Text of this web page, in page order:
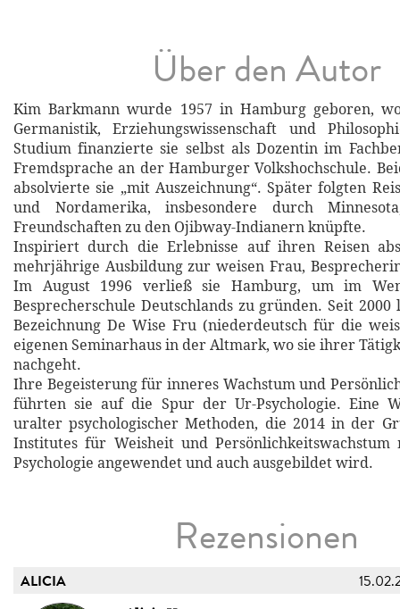
Über den Autor
Kim Barkmann wurde 1957 in Hamburg geboren,
Germanistik, Erziehungswissenschaft und
Studium finanzierte sie selbst als Dozentin im
Fremdsprache an der Hamburger Volkshochschule.
absolvierte sie „mit Auszeichnung“. Später folgten
und Nordamerika, insbesondere durch
Freundschaften zu den Ojibway-Indianern knüpfte.
Inspiriert durch die Erlebnisse auf ihren Reisen
mehrjährige Ausbildung zur weisen Frau,
Im August 1996 verließ sie Hamburg, um im
Besprecherschule Deutschlands zu gründen. Seit
Bezeichnung De Wise Fru (niederdeutsch für die
eigenen Seminarhaus in der Altmark, wo sie ihrer
nachgeht.
Ihre Begeisterung für inneres Wachstum und
führten sie auf die Spur der Ur-Psychologie. Eine
uralter psychologischer Methoden, die 2014 in der
Institutes für Weisheit und Persönlichkeitswachstum
Psychologie angewendet und auch ausgebildet wird.
Rezensionen
ALICIA